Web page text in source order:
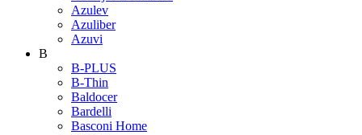
Azulev
Azuliber
Azuvi
B
B-PLUS
B-Thin
Baldocer
Bardelli
Basconi Home